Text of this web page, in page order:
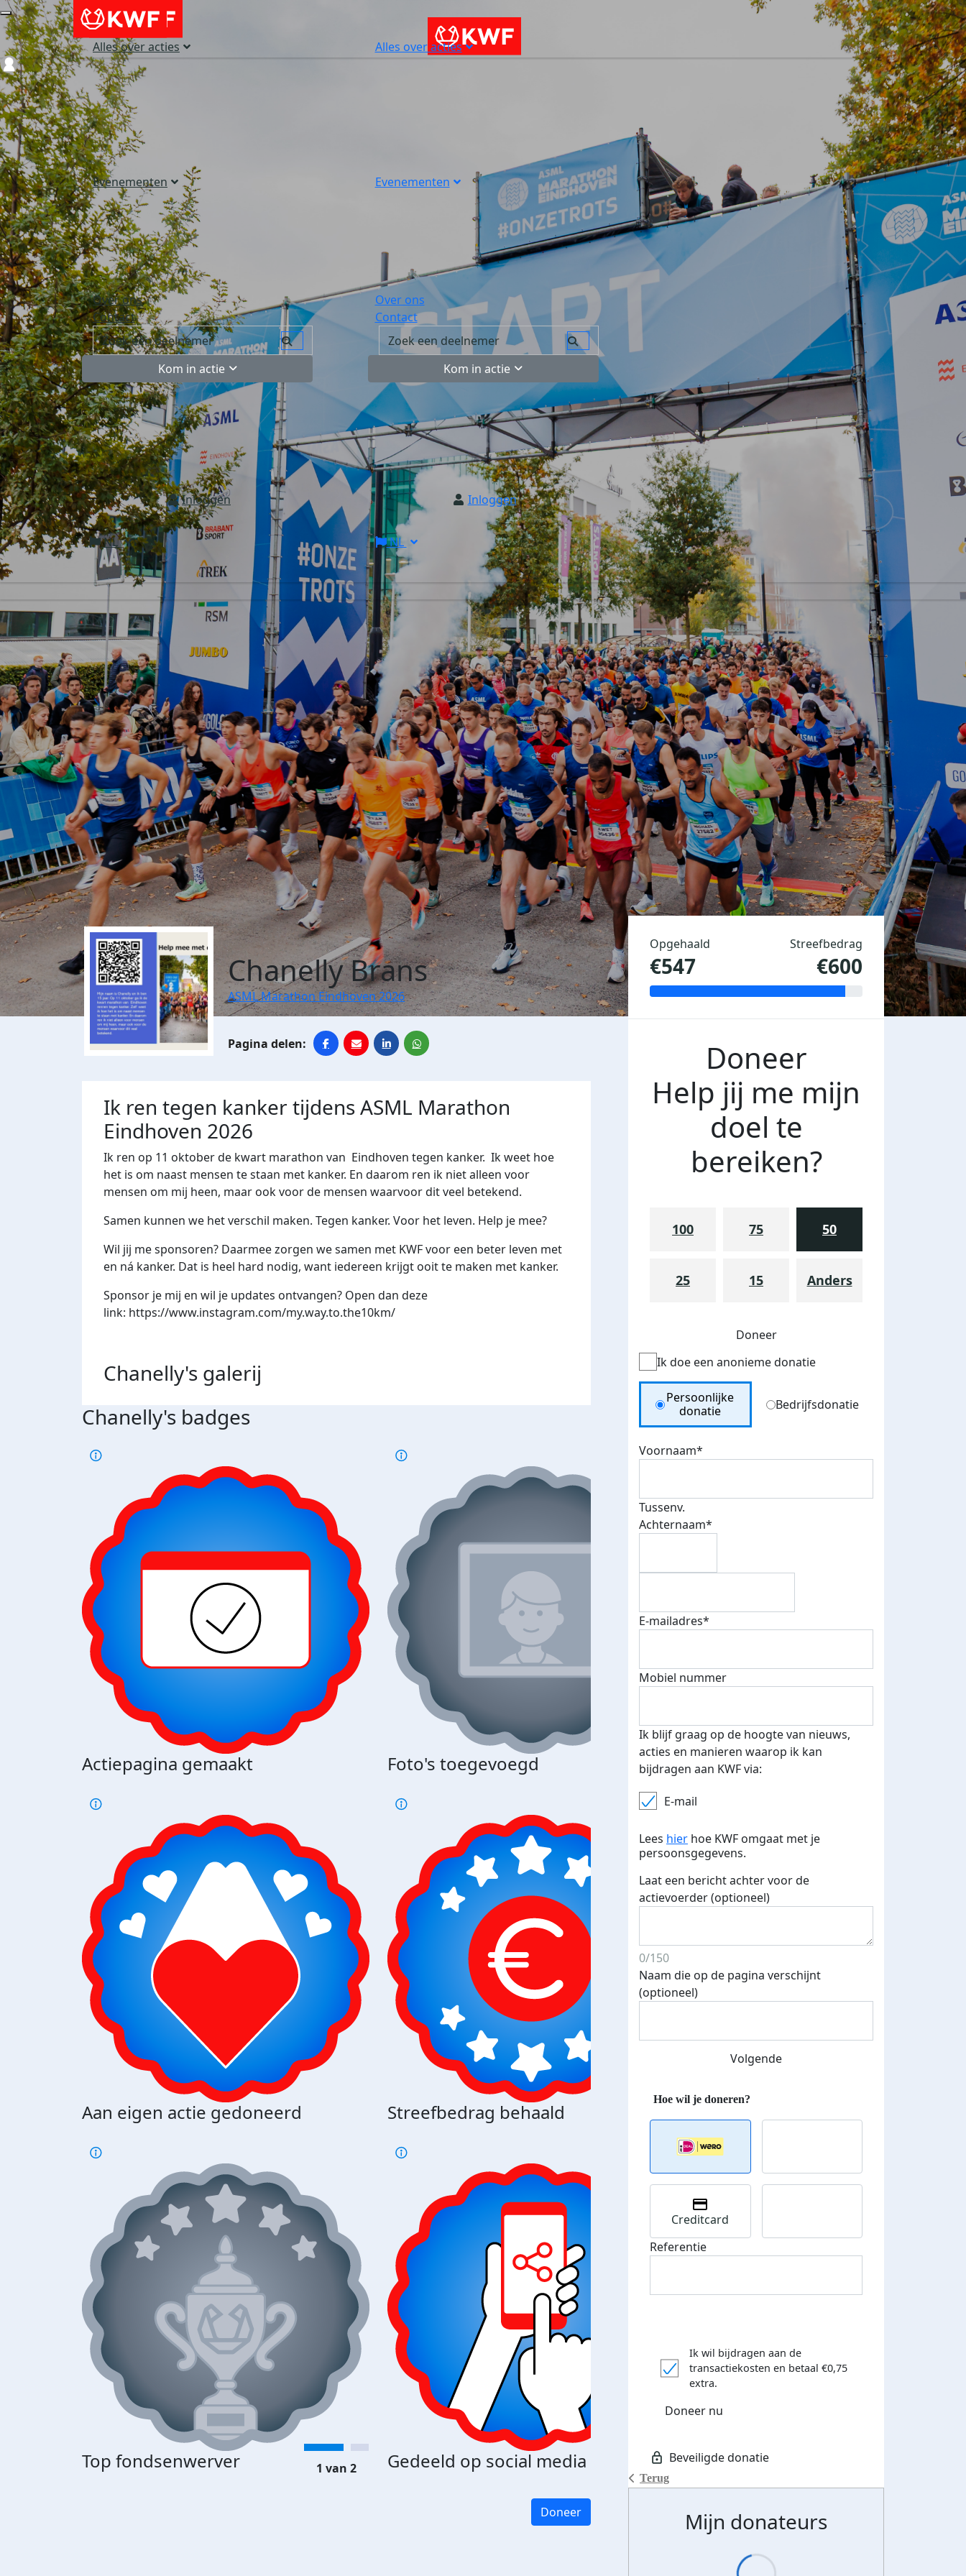
Alles over acties
Evenementen
Over ons
Contact
Kom in actie
Inloggen
NL
Alles over acties
Evenementen
Over ons
Contact
Kom in actie
Inloggen
NL
Login
Chanelly Brans
ASML Marathon Eindhoven 2026
Ik ren tegen kanker tijdens ASML Marathon
Eindhoven 2026
Ik ren op 11 oktober de kwart marathon van Eindhoven tegen kanker. Ik weet hoe
het is om naast mensen te staan met kanker. En daarom ren ik niet alleen voor
mensen om mij heen, maar ook voor de mensen waarvoor dit veel betekend.
Samen kunnen we het verschil maken. Tegen kanker. Voor het leven. Help je mee?
Wil jij me sponsoren? Daarmee zorgen we samen met KWF voor een beter leven met
en ná kanker. Dat is heel hard nodig, want iedereen krijgt ooit te maken met kanker.
Sponsor je mij en wil je updates ontvangen? Open dan deze
link: https://www.instagram.com/my.way.to.the10km/
Chanelly's galerij
Chanelly's badges
Actiepagina gemaakt Foto's toegevoegd E-mails verstuurd
Aan eigen actie gedoneerd Streefbedrag behaald Streefbedrag verhoogd
Top fondsenwerver Gedeeld op social media Donateurs bedankt
Bij 500 euro aan donaties ontvang
je je speciale KWF t-shirt!
1 van 2
Doneer
Opgehaald
€547
Streefbedrag
€600
Doneer
Help jij me mijn
doel te
bereiken?
100 75 50
25 15 Anders
Doneer
Ik doe een anonieme donatie
Donation Type
Persoonlijke
donatie
Bedrijfsdonatie
Voornaam*
Tussenv.
Achternaam*
E-mailadres*
Mobiel nummer
Ik blijf graag op de hoogte van nieuws,
acties en manieren waarop ik kan
bijdragen aan KWF via:
E-mail
Lees hier hoe KWF omgaat met je
persoonsgegevens.
Laat een bericht achter voor de
actievoerder (optioneel)
0/150
Naam die op de pagina verschijnt
(optioneel)
Volgende
Terug
Creditcard
Referentie
Ik wil bijdragen aan de
transactiekosten en betaal €0,75
extra.
Doneer nu
Mijn donateurs